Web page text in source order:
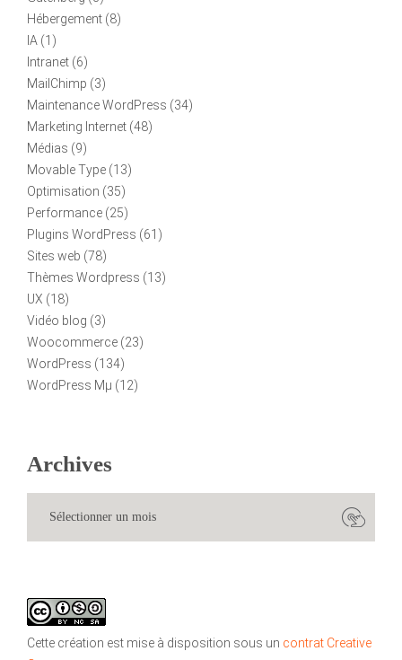
Hébergement (8)
IA (1)
Intranet (6)
MailChimp (3)
Maintenance WordPress (34)
Marketing Internet (48)
Médias (9)
Movable Type (13)
Optimisation (35)
Performance (25)
Plugins WordPress (61)
Sites web (78)
Thèmes Wordpress (13)
UX (18)
Vidéo blog (3)
Woocommerce (23)
WordPress (134)
WordPress Mµ (12)
Archives
Cette création est mise à disposition sous un contrat Creative